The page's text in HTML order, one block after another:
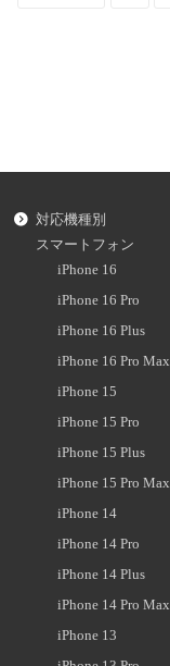
対応機種別
スマートフォン
iPhone 16
iPhone 16 Pro
iPhone 16 Plus
iPhone 16 Pro Max
iPhone 15
iPhone 15 Pro
iPhone 15 Plus
iPhone 15 Pro Max
iPhone 14
iPhone 14 Pro
iPhone 14 Plus
iPhone 14 Pro Max
iPhone 13